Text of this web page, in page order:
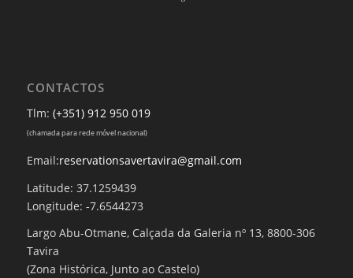
CONTACTOS
Tlm: (+351) 912 950 019
(chamada para rede móvel nacional)
Email:reservationsavertavira@gmail.com
Latitude: 37.1259439
Longitude: -7.6544273
Largo Abu-Otmane, Calçada da Galeria nº 13, 8800-306
Tavira
(Zona Histórica, Junto ao Castelo)